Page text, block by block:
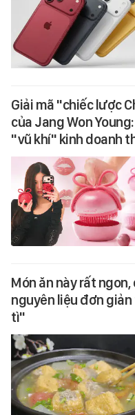
Giải mã "chiếc lược
của Jang Won
"vũ khí" kinh doanh
Món ăn này rất
nguyên liệu đơn
tì"